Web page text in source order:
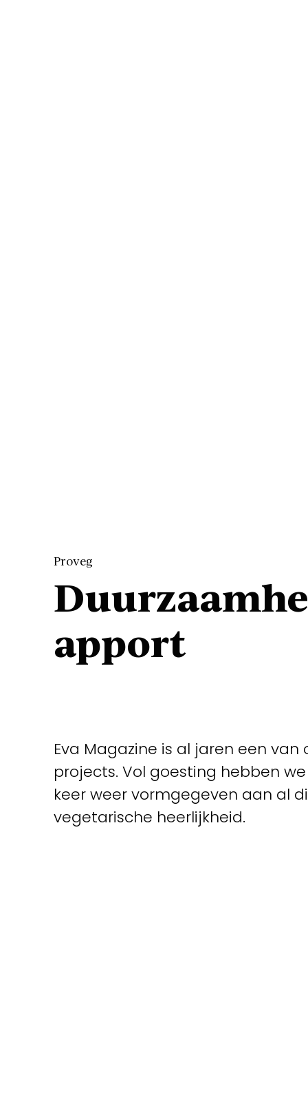
Eva Magazine is al jaren een van
projects. Vol goesting hebben
keer weer vormgegeven aan al
vegetarische heerlijkheid.
Proveg
apport